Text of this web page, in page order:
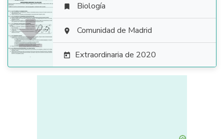

 Biología
 Comunidad de Madrid
 Extraordinaria de 2020